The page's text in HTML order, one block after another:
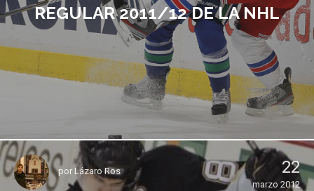
REGULAR 2011/12 DE LA NHL
por Lázaro Ros 22
marzo 2012